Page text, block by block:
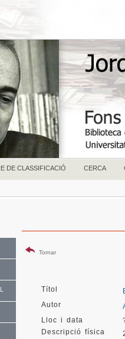
DE CLASSIFICACIÓ CERCA
Tornar
Títol
Autor
Lloc i data
Descripció física